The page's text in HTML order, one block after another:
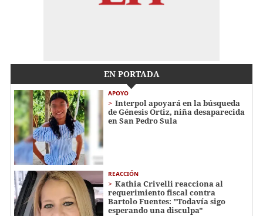
EN PORTADA
APOYO
Interpol apoyará en la búsqueda
de Génesis Ortiz, niña desaparecida
en San Pedro Sula
REACCIÓN
Kathia Crivelli reacciona al
requerimiento fiscal contra
Bartolo Fuentes: "Todavía sigo
esperando una disculpa"